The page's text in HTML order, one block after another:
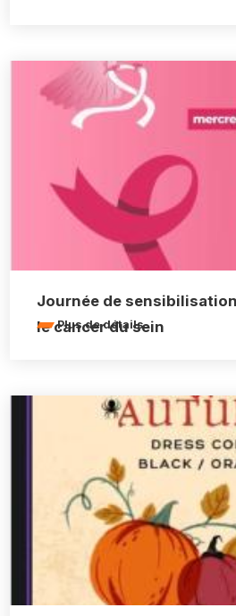
Journée de
le cancer du sein
Plus de détails